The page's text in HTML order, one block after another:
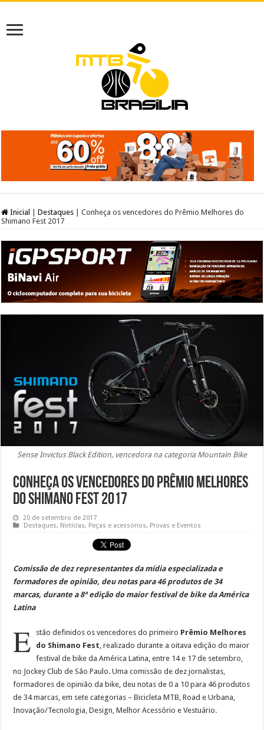
Inicial Destaques
Conheça os vencedores do Prêmio Melhores do
Shimano Fest 2017
Sense Invictus Black Edition, vencedora na categoria Mountain Bike
Conheça os vencedores do Prêmio Melhores
do Shimano Fest 2017
20 de setembro de 2017
Destaques, Notícias, Peças e acessórios, Provas e Eventos
Comissão de dez representantes da mídia especializada e
formadores de opinião, deu notas para 46 produtos de 34
marcas, durante a 8ª edição do maior festival de bike da América
Latina
E stão definidos os vencedores do primeiro Prêmio Melhores
do Shimano Fest, realizado durante a oitava edição do maior
festival de bike da América Latina, entre 14 e 17 de setembro,
no Jockey Club de São Paulo. Uma comissão de dez jornalistas,
formadores de opinião da bike, deu notas de 0 a 10 para 46 produtos
de 34 marcas, em sete categorias – Bicicleta MTB, Road e Urbana,
Inovação/Tecnologia, Design, Melhor Acessório e Vestuário.